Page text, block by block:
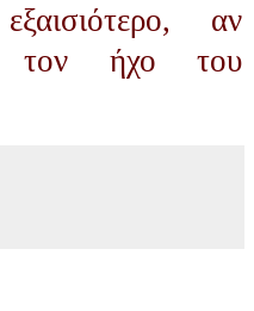
αν
τον ήχο του